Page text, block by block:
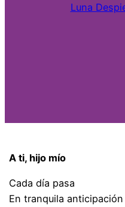
Luna
A ti, hijo mío
Cada día pasa
En tranquila anticipación